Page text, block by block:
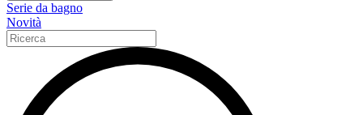
Serie da bagno
Novità